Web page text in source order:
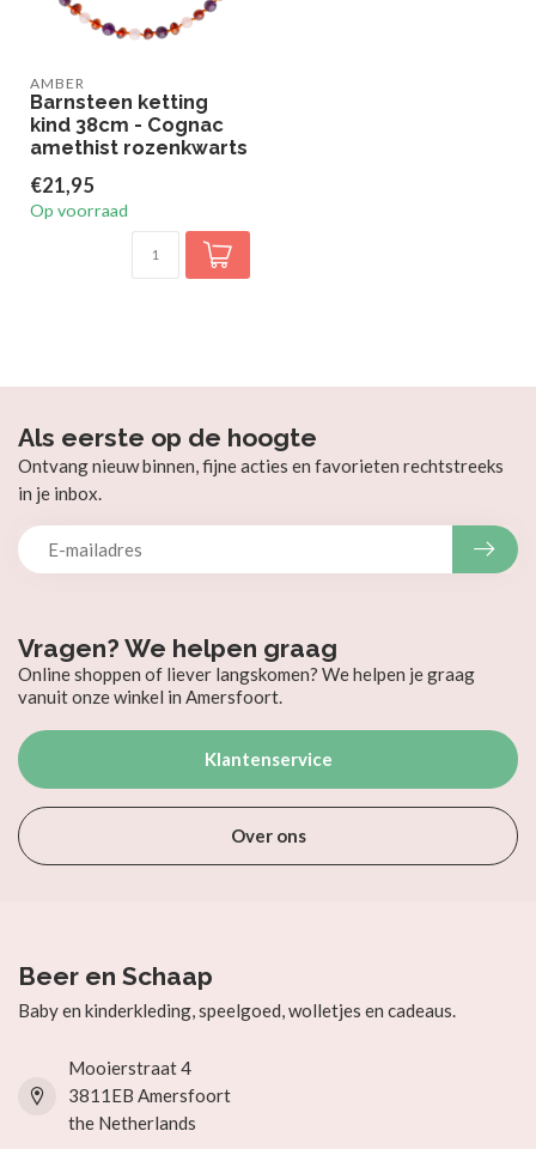
AMBER
Barnsteen ketting
kind 38cm - Cognac
amethist rozenkwarts
€21,95
Op voorraad
Vragen? We helpen graag
Online shoppen of liever langskomen? We helpen je graag
vanuit onze winkel in Amersfoort.
Klantenservice
Over ons
Als eerste op de hoogte
Ontvang nieuw binnen, fijne acties en favorieten rechtstreeks
in je inbox.
Beer en Schaap
Baby en kinderkleding, speelgoed, wolletjes en cadeaus.
Mooierstraat 4
3811EB Amersfoort
the Netherlands